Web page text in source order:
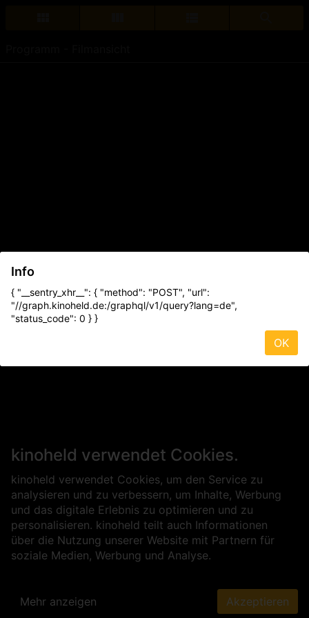
kinoheld verwendet Cookies.
kinoheld verwendet Cookies, um den Service zu
analysieren und zu verbessern, um Inhalte, Werbung
und das digitale Erlebnis zu optimieren und zu
personalisieren. kinoheld teilt auch Informationen
über die Nutzung unserer Website mit Partnern für
soziale Medien, Werbung und Analyse.
Mehr anzeigen Akzeptieren
Info
{ "__sentry_xhr__": { "method": "POST", "url":
"//graph.kinoheld.de:/graphql/v1/query?lang=de",
"status_code": 0 } }
OK